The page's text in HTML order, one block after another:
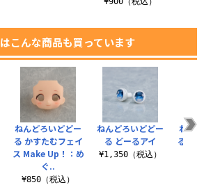
こんな商品も買っています
ねんどろいどどー
る かすたむフェイ
ス Make Up！：め
ぐ..
¥850（税込）
ねんどろいどどー
る どーるアイ
¥1,350（税込）
ねん
る 手